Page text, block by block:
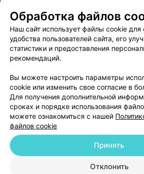
Пользовательское соглашение
Вакансии
Партнеры
Написать руководителю
Обработка персональных
© 2026 ООО «Артокс Лаб», УНП 191700409
|
Обработка файлов
Наш сайт использует файлы cookie для
удобства пользователей сайта, его
статистики и предоставления
рекомендаций.
Вы можете настроить параметры
cookie или изменить свое согласие в
Для получения дополнительной
сроках и порядке использования
можете ознакомиться с нашей
файлов cookie
Отклонить
Принять